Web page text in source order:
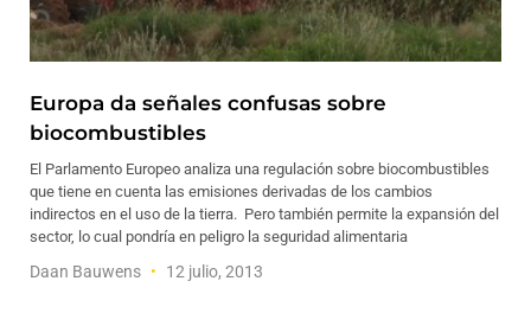
Europa da señales confusas sobre
biocombustibles
El Parlamento Europeo analiza una regulación sobre biocombustibles
que tiene en cuenta las emisiones derivadas de los cambios
indirectos en el uso de la tierra. Pero también permite la expansión del
sector, lo cual pondría en peligro la seguridad alimentaria
Daan Bauwens 12 julio, 2013